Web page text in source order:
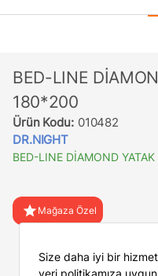
BED-LINE
180*200
Ürün Kodu: 010482
DR.NIGHT
BED-LINE DİAMOND
star Mağaza Özel
Size daha iyi bir
veri politikamıza